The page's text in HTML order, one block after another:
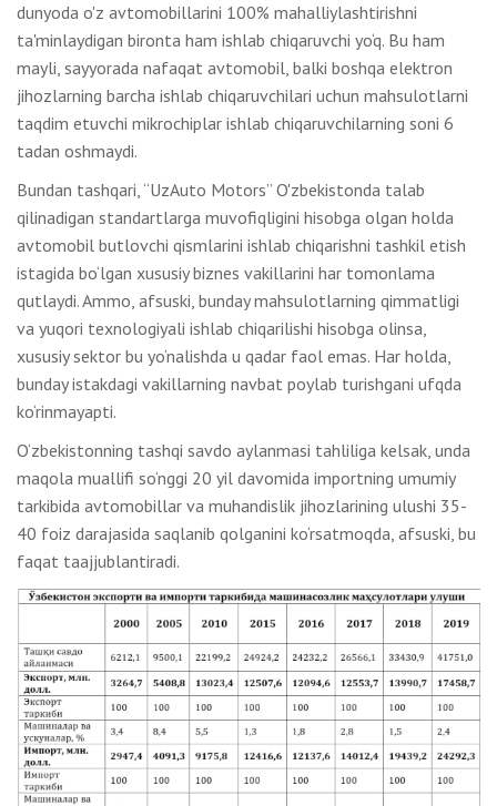
dunyoda o'z avtomobillarini 100% mahalliylashtirishni
ta'minlaydigan bironta ham ishlab chiqaruvchi yo‘q. Bu ham
mayli, sayyorada nafaqat avtomobil, balki boshqa elektron
jihozlarning barcha ishlab chiqaruvchilari uchun mahsulotlarni
taqdim etuvchi mikrochiplar ishlab chiqaruvchilarning soni 6
tadan oshmaydi.
Bundan tashqari, “UzAuto Motors” O'zbekistonda talab
qilinadigan standartlarga muvofiqligini hisobga olgan holda
avtomobil butlovchi qismlarini ishlab chiqarishni tashkil etish
istagida bo‘lgan xususiy biznes vakillarini har tomonlama
qutlaydi. Ammo, afsuski, bunday mahsulotlarning qimmatligi
va yuqori texnologiyali ishlab chiqarilishi hisobga olinsa,
xususiy sektor bu yo‘nalishda u qadar faol emas. Har holda,
bunday istakdagi vakillarning navbat poylab turishgani ufqda
ko‘rinmayapti.
O‘zbekistonning tashqi savdo aylanmasi tahliliga kelsak, unda
maqola muallifi so‘nggi 20 yil davomida importning umumiy
tarkibida avtomobillar va muhandislik jihozlarining ulushi 35-
40 foiz darajasida saqlanib qolganini ko‘rsatmoqda, afsuski, bu
faqat taajjublantiradi.